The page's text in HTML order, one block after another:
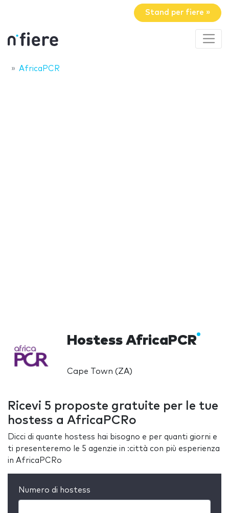
Stand per fiere »
AfricaPCR
Hostess AfricaPCR
Cape Town (ZA)
Ricevi 5 proposte gratuite per le tue
hostess a AfricaPCRo
Dicci di quante hostess hai bisogno e per quanti giorni e
ti presenteremo le 5 agenzie in :città con più esperienza
in AfricaPCRo
Numero di hostess